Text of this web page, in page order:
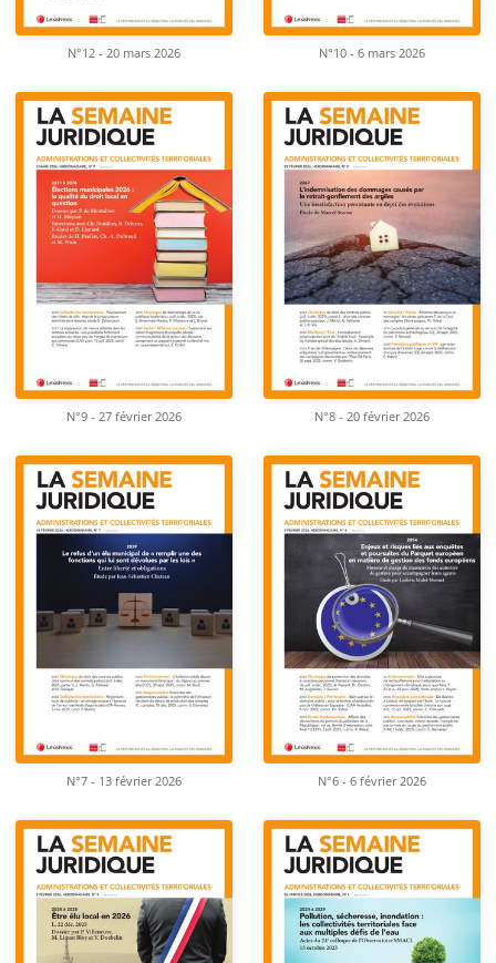
N°12 - 20 mars 2026 N°10 - 6 mars 2026
N°9 - 27 février 2026 N°8 - 20 février 2026
N°7 - 13 février 2026 N°6 - 6 février 2026